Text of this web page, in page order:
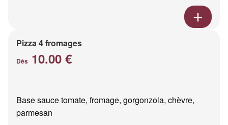
Pizza 4 fromages
Dès 10.00 €
Base sauce tomate, fromage, gorgonzola, chèvre,
parmesan